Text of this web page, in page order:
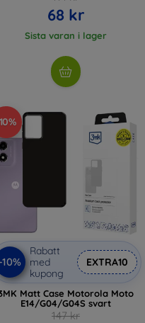
68 kr
Sista varan i lager
-10%
Rabatt
med
kupong
EXTRA10
Matt Case Motorola Moto
E14/G04/G04S svart
147 kr